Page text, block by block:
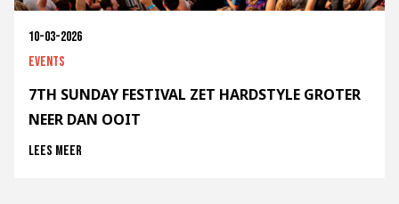
10-03-2026
Events
7TH SUNDAY FESTIVAL ZET HARDSTYLE GROTER
NEER DAN OOIT
Lees meer